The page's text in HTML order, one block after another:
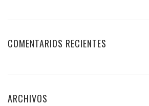
COMENTARIOS RECIENTES
ARCHIVOS